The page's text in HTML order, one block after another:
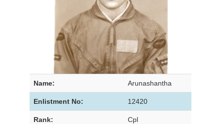
Name: Arunashantha
Enlistment No: 12420
Rank: Cpl